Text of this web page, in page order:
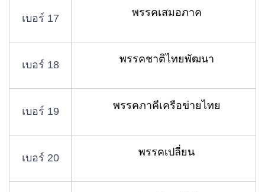
เบอร์ 17 พรรคเสมอภาค
เบอร์ 18 พรรคชาติไทยพัฒนา
เบอร์ 19 พรรคภาคีเครือข่ายไทย
เบอร์ 20 พรรคเปลี่ยน